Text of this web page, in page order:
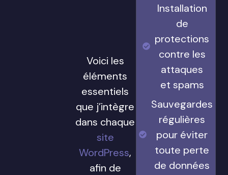
Voici les
éléments
essentiels
que j’intègre
dans chaque
site
WordPress,
afin de
Installation
de
protections
contre les
attaques
et spams
Sauvegardes
régulières
pour éviter
toute perte
de données